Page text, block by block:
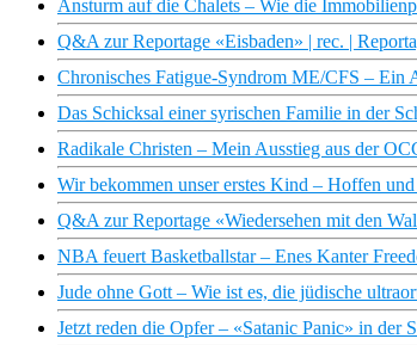
Ansturm auf die Chalets – Wie die
Q&A zur Reportage «Eisbaden» | rec. |
Chronisches Fatigue-Syndrom ME/CFS – Ein
Das Schicksal einer syrischen Familie in der
Radikale Christen – Mein Ausstieg aus der
Wir bekommen unser erstes Kind – Hoffen
Q&A zur Reportage «Wiedersehen mit den
NBA feuert Basketballstar – Enes Kanter
Jude ohne Gott – Wie ist es, die jüdische
Jetzt reden die Opfer – «Satanic Panic» in der